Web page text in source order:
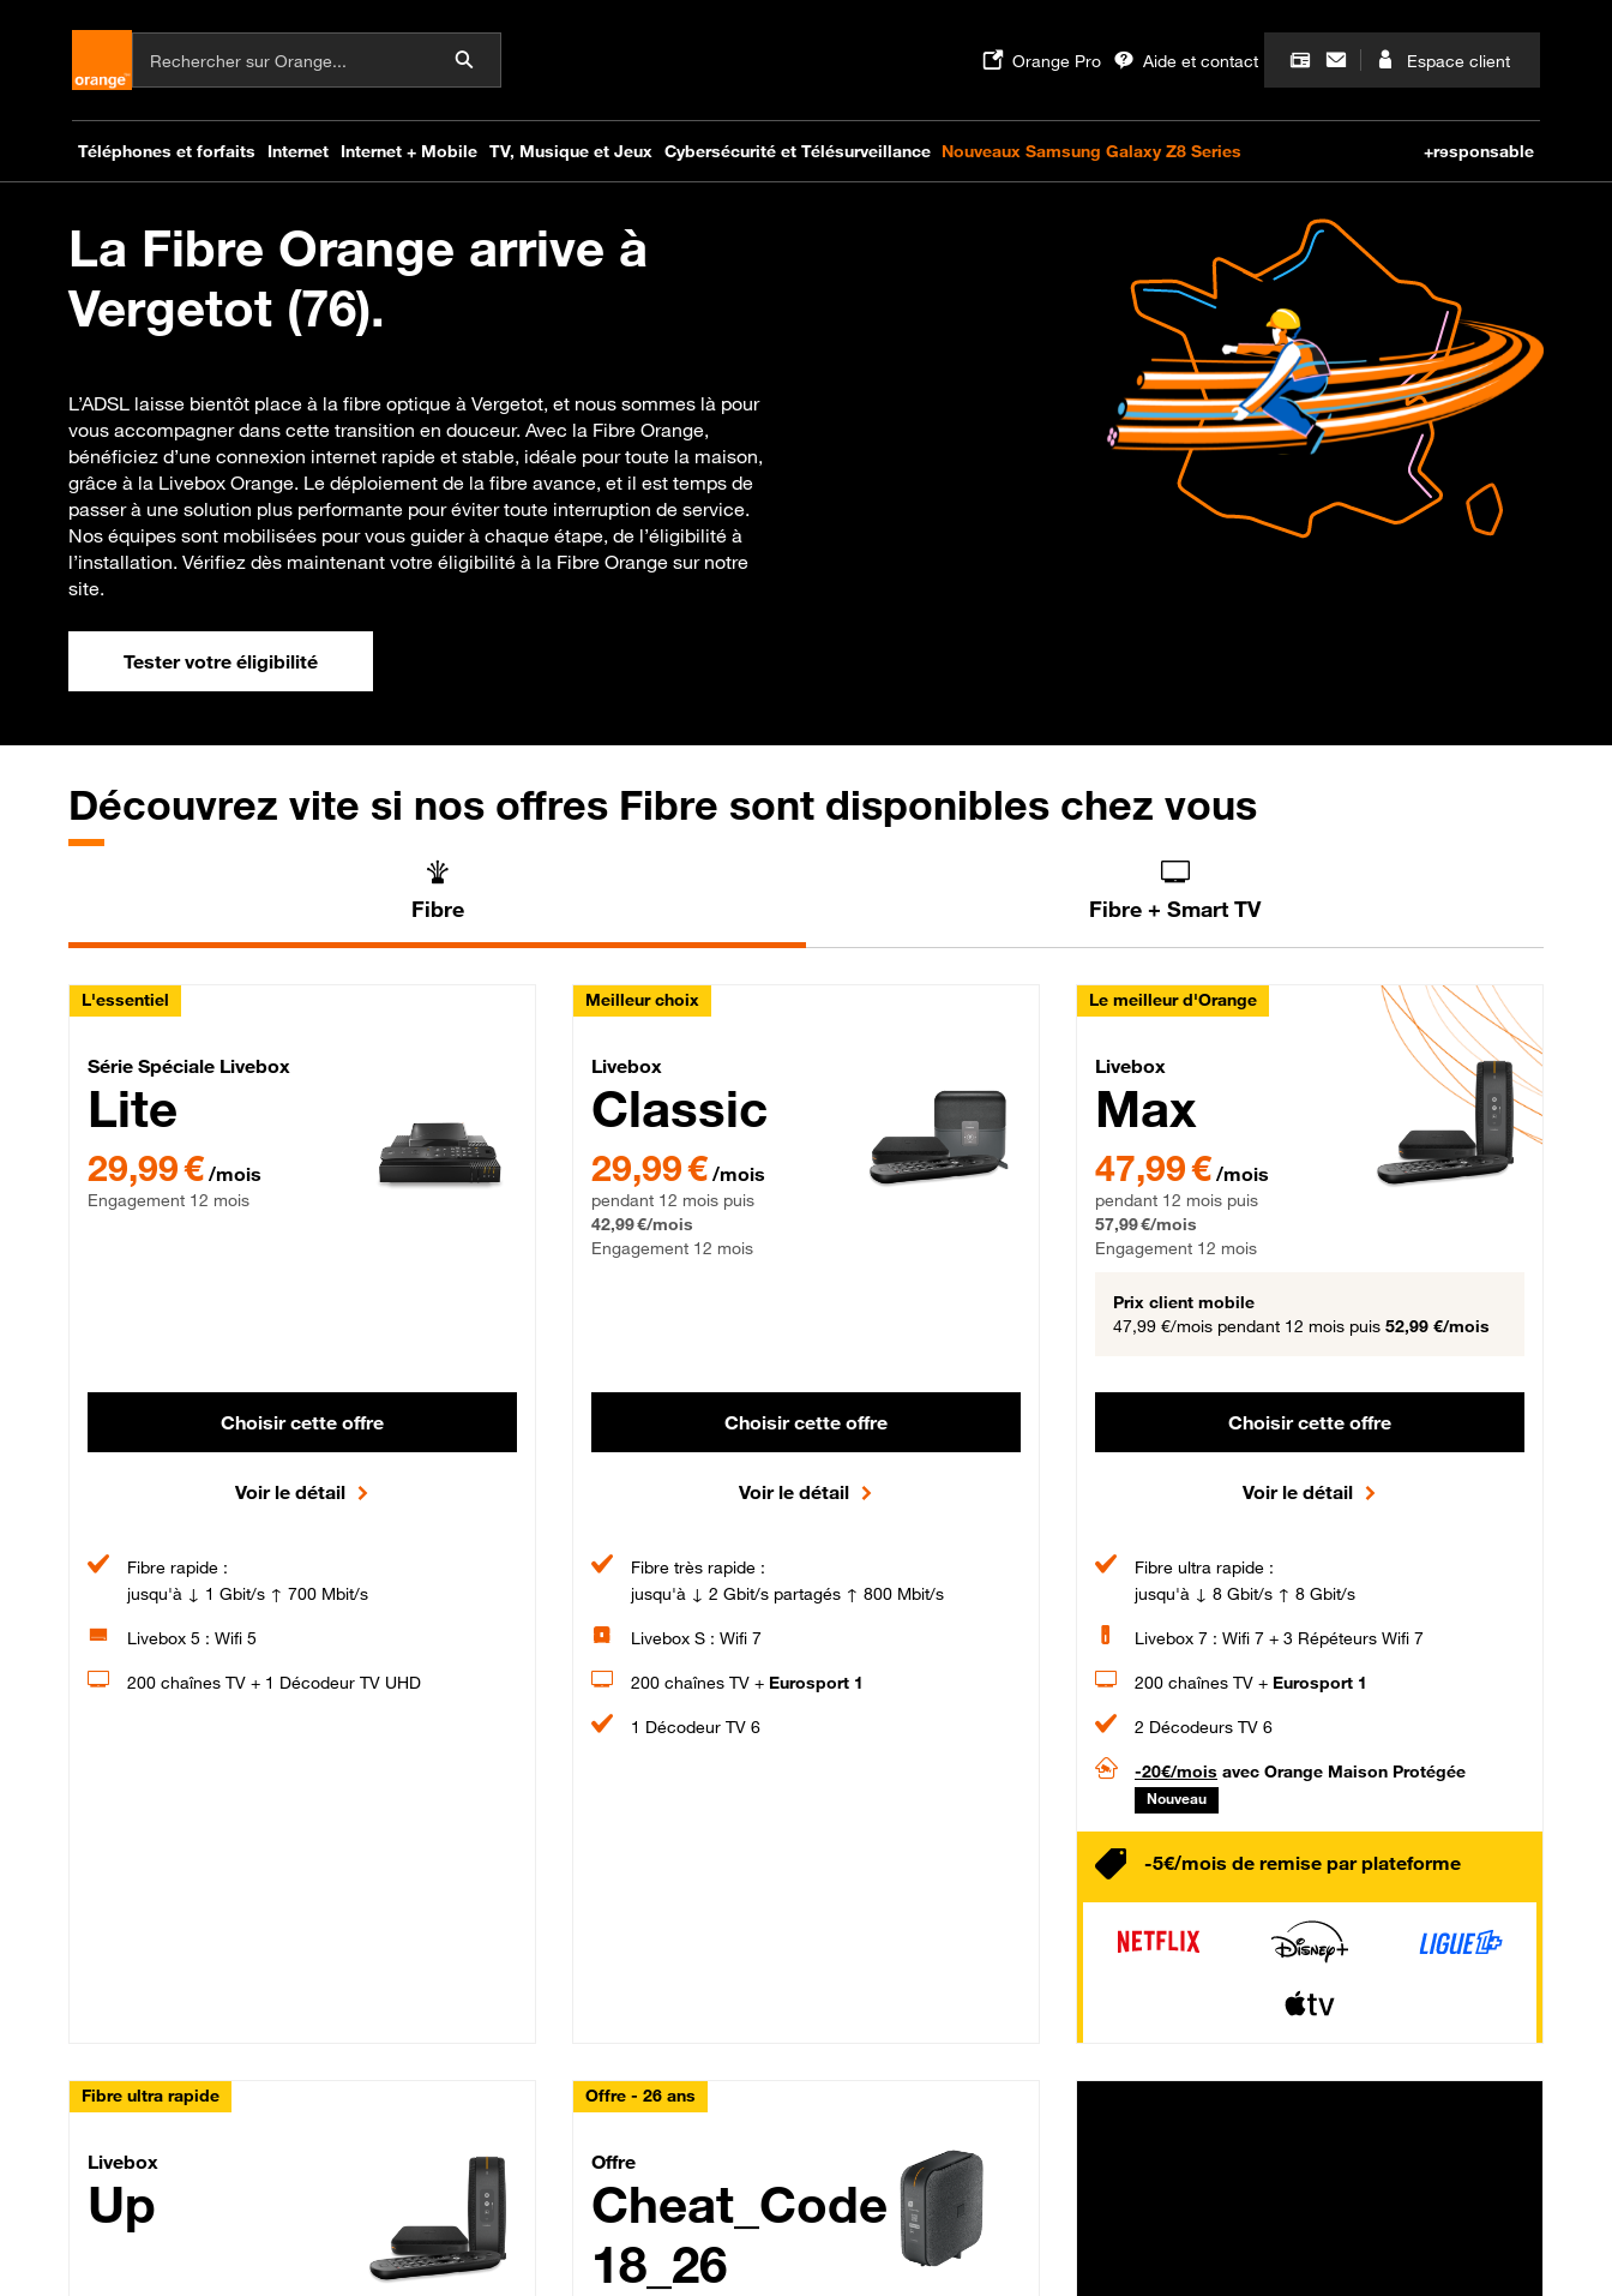
La Fibre Orange arrive à
Vergetot (76).
L’ADSL laisse bientôt place à la fibre optique à Vergetot, et nous sommes là pour
vous accompagner dans cette transition en douceur. Avec la Fibre Orange,
bénéficiez d’une connexion internet rapide et stable, idéale pour toute la maison,
grâce à la Livebox Orange. Le déploiement de la fibre avance, et il est temps de
passer à une solution plus performante pour éviter toute interruption de service.
Nos équipes sont mobilisées pour vous guider à chaque étape, de l’éligibilité à
l’installation. Vérifiez dès maintenant votre éligibilité à la Fibre Orange sur notre
site.
Tester votre éligibilité
Découvrez vite si nos offres Fibre sont disponibles chez vous
Fibre Fibre + Smart TV
L'essentiel
Série Spéciale Livebox Lite Fibre
Série Spéciale Livebox
Lite
29,99 € par mois , Engagement 12 mois
29,99 € /mois
Engagement 12 mois
Choisir cette offre
Voir le détail
Fibre rapide :
jusqu'à ↓ 1 Gbit/s ↑ 700 Mbit/s
Livebox 5 : Wifi 5
200 chaînes TV + 1 Décodeur TV UHD
Meilleur choix
Livebox Classic Fibre
Livebox
Classic
29,99 € par mois pendant 12 mois puis 42,99 € par mois, Engagement 12 mois
29,99 € /mois
pendant 12 mois puis
42,99 €/mois
Engagement 12 mois
Choisir cette offre
Voir le détail
Fibre très rapide :
jusqu'à ↓ 2 Gbit/s partagés ↑ 800 Mbit/s
Livebox S : Wifi 7
200 chaînes TV + Eurosport 1
1 Décodeur TV 6
Le meilleur d'Orange
Livebox Max Fibre
Livebox
Max
47,99 € par mois pendant 12 mois puis 57,99 € par mois,
47,99 € /mois
pendant 12 mois puis
57,99 €/mois
Engagement 12 mois
Prix client mobile
47,99 €/mois pendant 12 mois puis 52,99 €/mois
Choisir cette offre
Voir le détail
Fibre ultra rapide :
jusqu'à ↓ 8 Gbit/s ↑ 8 Gbit/s
Livebox 7 : Wifi 7 + 3 Répéteurs Wifi 7
200 chaînes TV + Eurosport 1
2 Décodeurs TV 6
-20€/mois avec Orange Maison Protégée
Nouveau
-5€/mois de remise par plateforme
Fibre ultra rapide
Livebox Up Fibre
Livebox
Up
Offre - 26 ans
Cheat_Code Fibre_18_26
Offre
Cheat_Code
18_26